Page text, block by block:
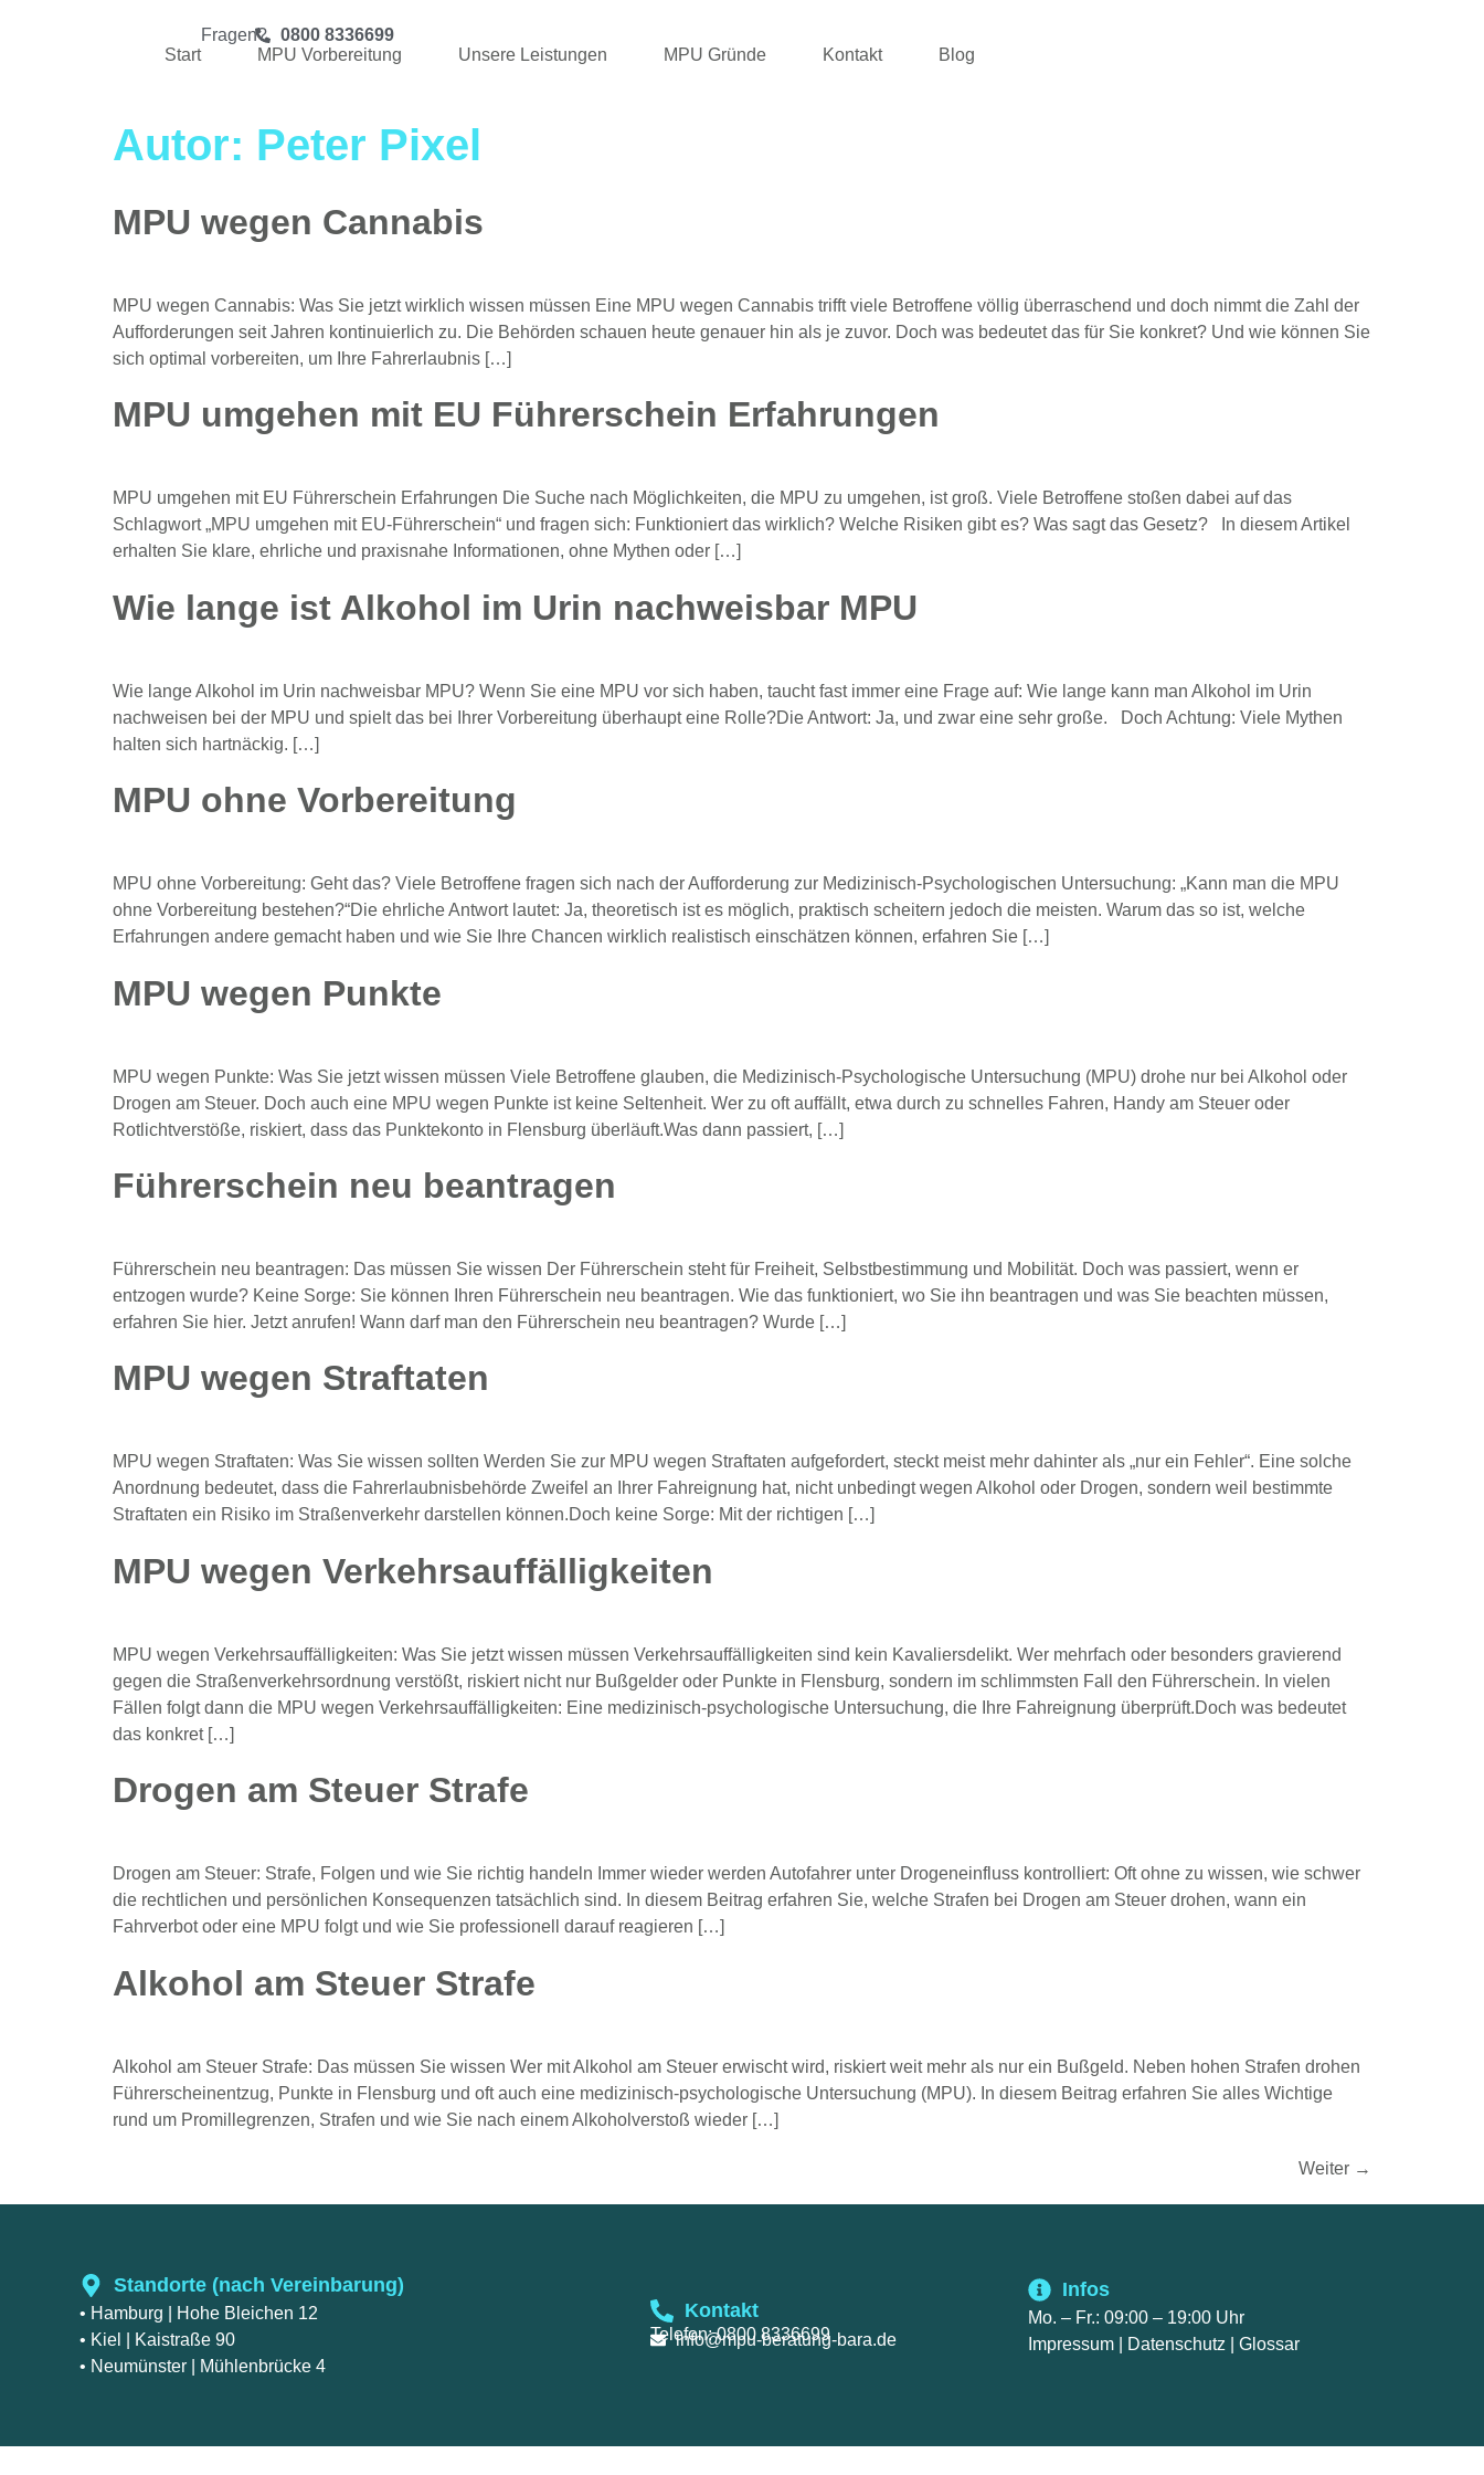
Fragen?
0800 8336699
Start
MPU Vorbereitung Unsere Leistungen MPU Gründe Kontakt Blog
Autor: Peter Pixel
MPU wegen Cannabis
MPU wegen Cannabis: Was Sie jetzt wirklich wissen müssen Eine MPU wegen Cannabis trifft viele Betroffene völlig überraschend und doch nimmt die Zahl der
Aufforderungen seit Jahren kontinuierlich zu. Die Behörden schauen heute genauer hin als je zuvor. Doch was bedeutet das für Sie konkret? Und wie können Sie
sich optimal vorbereiten, um Ihre Fahrerlaubnis […]
MPU umgehen mit EU Führerschein Erfahrungen
MPU umgehen mit EU Führerschein Erfahrungen Die Suche nach Möglichkeiten, die MPU zu umgehen, ist groß. Viele Betroffene stoßen dabei auf das
Schlagwort „MPU umgehen mit EU-Führerschein“ und fragen sich: Funktioniert das wirklich? Welche Risiken gibt es? Was sagt das Gesetz? In diesem Artikel
erhalten Sie klare, ehrliche und praxisnahe Informationen, ohne Mythen oder […]
Wie lange ist Alkohol im Urin nachweisbar MPU
Wie lange Alkohol im Urin nachweisbar MPU? Wenn Sie eine MPU vor sich haben, taucht fast immer eine Frage auf: Wie lange kann man Alkohol im Urin
nachweisen bei der MPU und spielt das bei Ihrer Vorbereitung überhaupt eine Rolle?Die Antwort: Ja, und zwar eine sehr große. Doch Achtung: Viele Mythen
halten sich hartnäckig. […]
MPU ohne Vorbereitung
MPU ohne Vorbereitung: Geht das? Viele Betroffene fragen sich nach der Aufforderung zur Medizinisch-Psychologischen Untersuchung: „Kann man die MPU
ohne Vorbereitung bestehen?“Die ehrliche Antwort lautet: Ja, theoretisch ist es möglich, praktisch scheitern jedoch die meisten. Warum das so ist, welche
Erfahrungen andere gemacht haben und wie Sie Ihre Chancen wirklich realistisch einschätzen können, erfahren Sie […]
MPU wegen Punkte
MPU wegen Punkte: Was Sie jetzt wissen müssen Viele Betroffene glauben, die Medizinisch-Psychologische Untersuchung (MPU) drohe nur bei Alkohol oder
Drogen am Steuer. Doch auch eine MPU wegen Punkte ist keine Seltenheit. Wer zu oft auffällt, etwa durch zu schnelles Fahren, Handy am Steuer oder
Rotlichtverstöße, riskiert, dass das Punktekonto in Flensburg überläuft.Was dann passiert, […]
Führerschein neu beantragen
Führerschein neu beantragen: Das müssen Sie wissen Der Führerschein steht für Freiheit, Selbstbestimmung und Mobilität. Doch was passiert, wenn er
entzogen wurde? Keine Sorge: Sie können Ihren Führerschein neu beantragen. Wie das funktioniert, wo Sie ihn beantragen und was Sie beachten müssen,
erfahren Sie hier. Jetzt anrufen! Wann darf man den Führerschein neu beantragen? Wurde […]
MPU wegen Straftaten
MPU wegen Straftaten: Was Sie wissen sollten Werden Sie zur MPU wegen Straftaten aufgefordert, steckt meist mehr dahinter als „nur ein Fehler“. Eine solche
Anordnung bedeutet, dass die Fahrerlaubnisbehörde Zweifel an Ihrer Fahreignung hat, nicht unbedingt wegen Alkohol oder Drogen, sondern weil bestimmte
Straftaten ein Risiko im Straßenverkehr darstellen können.Doch keine Sorge: Mit der richtigen […]
MPU wegen Verkehrsauffälligkeiten
MPU wegen Verkehrsauffälligkeiten: Was Sie jetzt wissen müssen Verkehrsauffälligkeiten sind kein Kavaliersdelikt. Wer mehrfach oder besonders gravierend
gegen die Straßenverkehrsordnung verstößt, riskiert nicht nur Bußgelder oder Punkte in Flensburg, sondern im schlimmsten Fall den Führerschein. In vielen
Fällen folgt dann die MPU wegen Verkehrsauffälligkeiten: Eine medizinisch-psychologische Untersuchung, die Ihre Fahreignung überprüft.Doch was bedeutet
das konkret […]
Drogen am Steuer Strafe
Drogen am Steuer: Strafe, Folgen und wie Sie richtig handeln Immer wieder werden Autofahrer unter Drogeneinfluss kontrolliert: Oft ohne zu wissen, wie schwer
die rechtlichen und persönlichen Konsequenzen tatsächlich sind. In diesem Beitrag erfahren Sie, welche Strafen bei Drogen am Steuer drohen, wann ein
Fahrverbot oder eine MPU folgt und wie Sie professionell darauf reagieren […]
Alkohol am Steuer Strafe
Alkohol am Steuer Strafe: Das müssen Sie wissen Wer mit Alkohol am Steuer erwischt wird, riskiert weit mehr als nur ein Bußgeld. Neben hohen Strafen drohen
Führerscheinentzug, Punkte in Flensburg und oft auch eine medizinisch-psychologische Untersuchung (MPU). In diesem Beitrag erfahren Sie alles Wichtige
rund um Promillegrenzen, Strafen und wie Sie nach einem Alkoholverstoß wieder […]
Weiter →
Standorte (nach Vereinbarung)
• Hamburg | Hohe Bleichen 12
• Kiel
| Kaistraße 90
• Neumünster | Mühlenbrücke 4
Kontakt
Telefon: 0800 8336699
info@mpu-beratung-bara.de
Infos
Mo. – Fr.: 09:00 – 19:00 Uhr
Impressum| Datenschutz Glossar